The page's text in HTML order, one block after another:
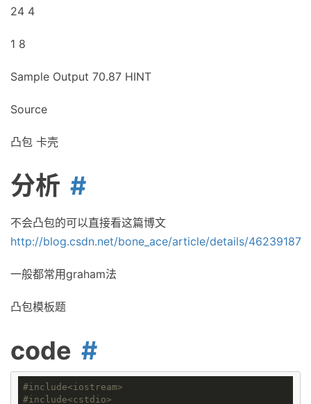
24 4
1 8
Sample Output 70.87 HINT
Source
凸包 卡壳
分析
不会凸包的可以直接看这篇博文
http://blog.csdn.net/bone_ace/article/details/46239187
一般都常用graham法
凸包模板题
code
#include<iostream>
#include<cstdio>